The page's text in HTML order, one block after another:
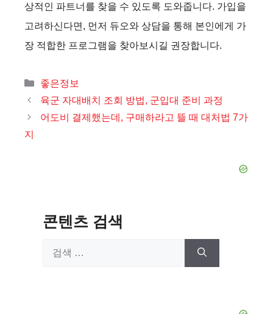
상적인 파트너를 찾을 수 있도록 도와줍니다. 가입을
고려하신다면, 먼저 듀오와 상담을 통해 본인에게 가
장 적합한 프로그램을 찾아보시길 권장합니다.
카
테
리
좋은정보
육군 자대배치 조회 방법, 군입대 준비 과정
어도비 결제했는데, 구매하라고 뜰 때 대처법 7가
지
콘텐츠 검색